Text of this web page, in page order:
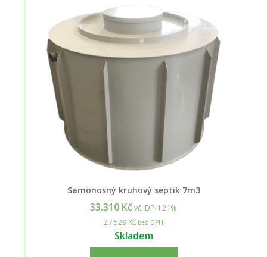
Samonosný kruhový septik 7m3
33.310 Kčvč. DPH 21%
27.529 Kč bez DPH
Skladem